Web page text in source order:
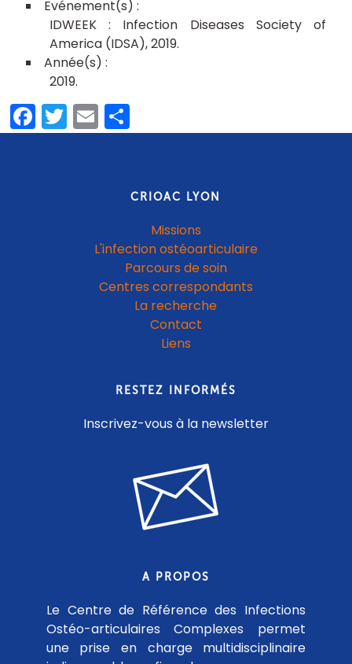
IDWEEK : Infection Diseases Society of
America (IDSA), 2019
2019
Facebook
Twitter
EmailShare
CRIOAC LYON
Missions
L'infection ostéoarticulaire
Parcours de soin
Centres correspondants
La recherche
Contact
Liens
RESTEZ INFORMÉS
Inscrivez-vous à la newsletter
A PROPOS
Le Centre de Référence des Infections
Ostéo-articulaires Complexes permet
une prise en charge multidisciplinaire